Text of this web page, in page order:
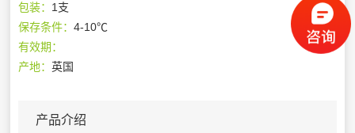
包装： 1支
保存条件：4-10℃
有效期：
产地：英国
产品介绍